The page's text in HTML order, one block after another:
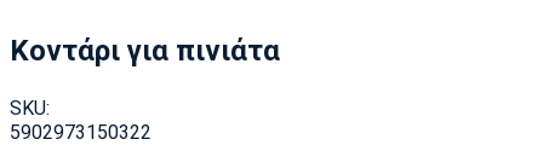
Κοντάρι για πινιάτα
SKU:
5902973150322